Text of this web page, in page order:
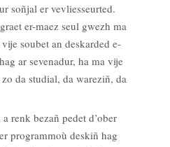
soñjal er vevliesseurted.
er-maez seul gwezh ma
soubet an deskarded e-
ar sevenadur, ha ma vije
da studial, da wareziñ, da
renk bezañ pedet d’ober
programmoù deskiñ hag